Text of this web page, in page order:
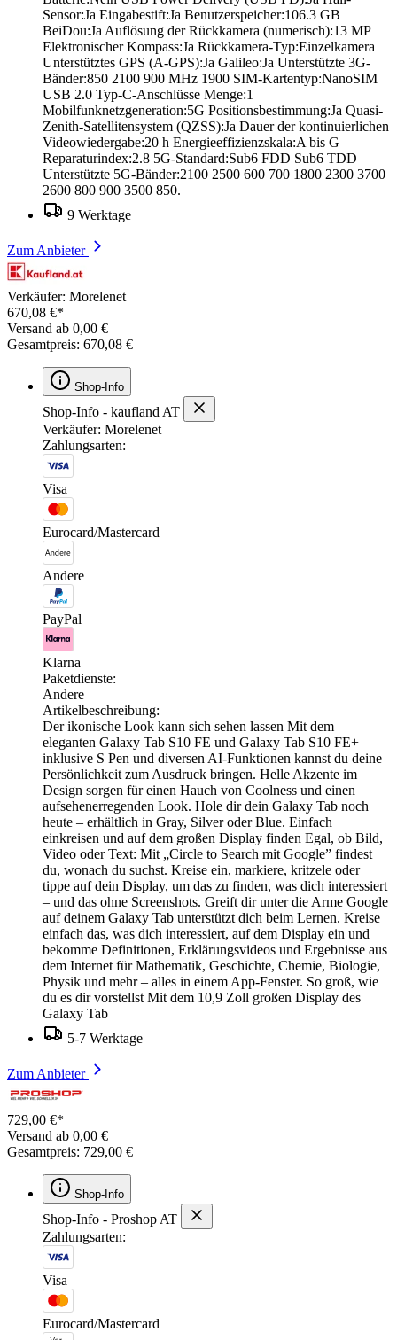
Sensor:Ja Eingabestift:Ja Benutzerspeicher:106.3 GB
BeiDou:Ja Auflösung der Rückkamera (numerisch):13 MP
Elektronischer Kompass:Ja Rückkamera-Typ:Einzelkamera
Unterstütztes GPS (A-GPS):Ja Galileo:Ja Unterstützte 3G-
Bänder:850 2100 900 MHz 1900 SIM-Kartentyp:NanoSIM
USB 2.0 Typ-C-Anschlüsse Menge:1
Mobilfunknetzgeneration:5G Positionsbestimmung:Ja Quasi-
Zenith-Satellitensystem (QZSS):Ja Dauer der kontinuierlichen
Videowiedergabe:20 h Energieeffizienzskala:A bis G
Reparaturindex:2.8 5G-Standard:Sub6 FDD Sub6 TDD
Unterstützte 5G-Bänder:2100 2500 600 700 1800 2300 3700
2600 800 900 3500 850.
9 Werktage
Zum Anbieter
Verkäufer: Morelenet
670,08 €*
Versand ab 0,00 €
Gesamtpreis: 670,08 €
Shop-Info
Shop-Info - kaufland AT
Verkäufer: Morelenet
Zahlungsarten:
Visa
Eurocard/Mastercard
Andere
PayPal
Klarna
Paketdienste:
Andere
Artikelbeschreibung:
Der ikonische Look kann sich sehen lassen Mit dem
eleganten Galaxy Tab S10 FE und Galaxy Tab S10 FE+
inklusive S Pen und diversen AI-Funktionen kannst du deine
Persönlichkeit zum Ausdruck bringen. Helle Akzente im
Design sorgen für einen Hauch von Coolness und einen
aufsehenerregenden Look. Hole dir dein Galaxy Tab noch
heute – erhältlich in Gray, Silver oder Blue. Einfach
einkreisen und auf dem großen Display finden Egal, ob Bild,
Video oder Text: Mit „Circle to Search mit Google” findest
du, wonach du suchst. Kreise ein, markiere, kritzele oder
tippe auf dein Display, um das zu finden, was dich interessiert
– und das ohne Screenshots. Greift dir unter die Arme Google
auf deinem Galaxy Tab unterstützt dich beim Lernen. Kreise
einfach das, was dich interessiert, auf dem Display ein und
bekomme Definitionen, Erklärungsvideos und Ergebnisse aus
dem Internet für Mathematik, Geschichte, Chemie, Biologie,
Physik und mehr – alles in einem App-Fenster. So groß, wie
du es dir vorstellst Mit dem 10,9 Zoll großen Display des
Galaxy Tab
5-7 Werktage
Zum Anbieter
729,00 €*
Versand ab 0,00 €
Gesamtpreis: 729,00 €
Shop-Info
Shop-Info - Proshop AT
Zahlungsarten:
Visa
Eurocard/Mastercard